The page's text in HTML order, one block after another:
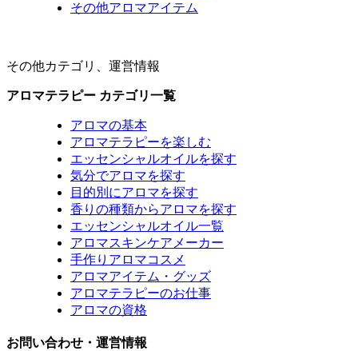
その他アロマアイテム
その他カテゴリ、運営情報
アロマテラピー カテゴリ一覧
アロマの基本
アロマテラピーを楽しむ
エッセンシャルオイルを探す
気分でアロマを探す
目的別にアロマを探す
香りの種類からアロマを探す
エッセンシャルオイル一覧
アロマスキンケアメーカー
手作りアロマコスメ
アロマアイテム・グッズ
アロマテラピーのお仕事
アロマの資格
お問い合わせ・運営情報